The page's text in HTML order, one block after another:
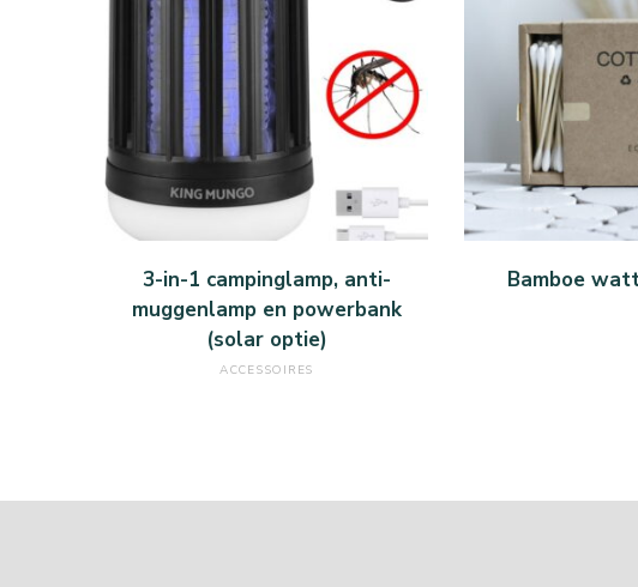
3-in-1 campinglamp, anti-
muggenlamp en powerbank
(solar optie)
ACCESSOIRES
Bamboe